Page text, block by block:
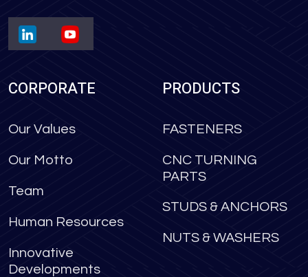
CORPORATE
Our Values
Our Motto
Team
Human Resources
Innovative
Developments
PRODUCTS
FASTENERS
CNC TURNING
PARTS
STUDS & ANCHORS
NUTS & WASHERS